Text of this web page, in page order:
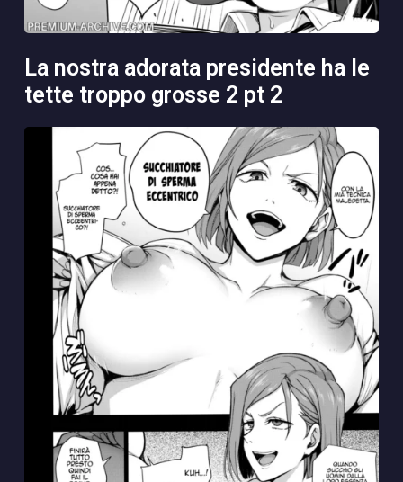
la nostra adorata presidente ha le
tette troppo grosse 2 pt 2